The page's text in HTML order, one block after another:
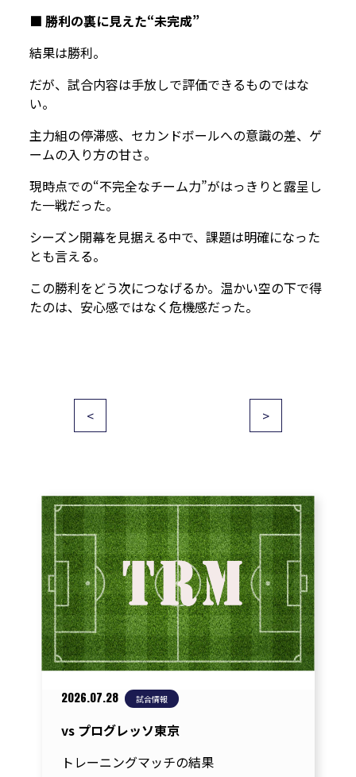
■ 勝利の裏に見えた“未完成”
結果は勝利。
だが、試合内容は手放しで評価できるものではな
い。
主力組の停滞感、セカンドボールへの意識の差、ゲ
ームの入り方の甘さ。
現時点での“不完全なチーム力”がはっきりと露呈し
た一戦だった。
シーズン開幕を見据える中で、課題は明確になった
とも言える。
この勝利をどう次につなげるか。温かい空の下で得
たのは、安心感ではなく危機感だった。
< >
2026.07.28 試合情報
vs プログレッソ東京
トレーニングマッチの結果